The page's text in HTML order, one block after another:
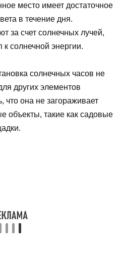
место имеет достаточное
в течение дня.
за счет солнечных лучей,
солнечной энергии.
солнечных часов не
других элементов
что она не загораживает
объекты, такие как садовые